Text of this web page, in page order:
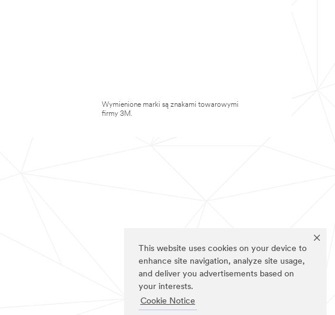
This website uses cookies on your device to
enhance site navigation, analyze site usage,
and deliver you advertisements based on
your interests.
Cookie Notice
Wymienione marki są znakami towarowymi
firmy 3M.